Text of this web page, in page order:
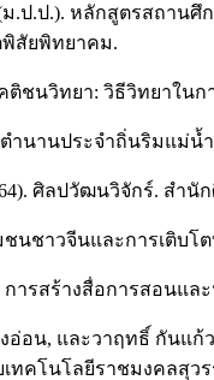
.ป.ป.). หลักสูตรสถาน
พิสัยพิทยาคม.
ติชนวิทยา: วิธีวิทยาใน
ตำนานประจำถิ่นริมแม่
ศิลปวัฒนวิจักร์. สำ
ชนชาวจีนและการเติบ
การสร้างสื่อการสอนแ
อ่อน, และวาฤทธิ์ กันแก้
เทคโนโลยีราชมงคลสุว